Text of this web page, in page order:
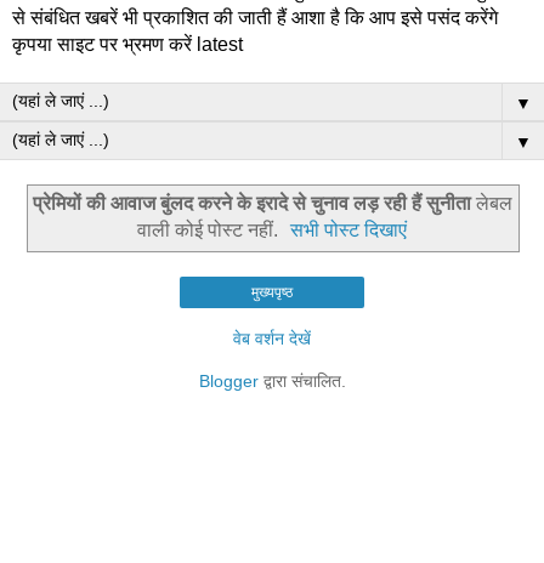
से संबंधित खबरें भी प्रकाशित की जाती हैं आशा है कि आप इसे पसंद करेंगे
कृपया साइट पर भ्रमण करें latest
▼
▼
प्रेमियों की आवाज बुंलद करने के इरादे से चुनाव लड़ रही हैं सुनीतालेबल
वाली कोई पोस्ट नहीं.
सभी पोस्ट दिखाएं
मुख्यपृष्ठ
वेब वर्शन देखें
Bloggerद्वारा संचालित.